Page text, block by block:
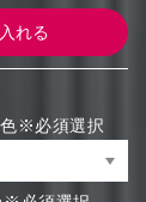
※必須選択